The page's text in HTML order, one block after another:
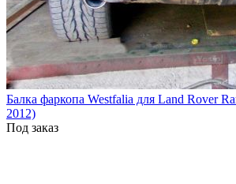
Балка фаркопа Westfalia для Land Rover
2012)
Под заказ